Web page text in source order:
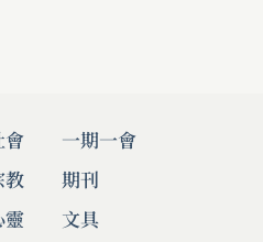
會
教
靈
一期一會
期刊
文具